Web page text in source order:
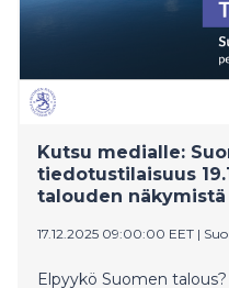
Kutsu medialle:
tiedotustilaisuus
talouden näkymistä
17.12.2025 09:00:00 EET |
Elpyykö Suomen